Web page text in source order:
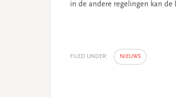
in de andere regelingen kan de
FILED UNDER: NIEUWS